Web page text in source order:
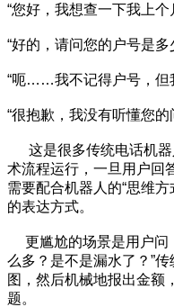
“您好，我想查一下我上个
“好的，请问您的户号是多
“呃……我不记得户号，但
“很抱歉，我没有听懂您
这是很多传统电话机
术流程运行，一旦用户回
需要配合机器人的“思维
的表达方式。
更尴尬的场景是用户问
么多？是不是漏水了？”
图，然后机械地报出金额
题。